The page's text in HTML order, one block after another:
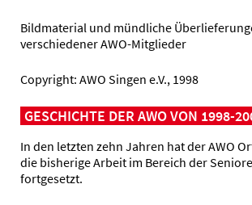
Bildmaterial und mündliche
verschiedener AWO-Mitglieder
Copyright: AWO Singen e.V., 1998
GESCHICHTE DER AWO VON 1998-
In den letzten zehn Jahren hat der AWO
die bisherige Arbeit im Bereich der
fortgesetzt.